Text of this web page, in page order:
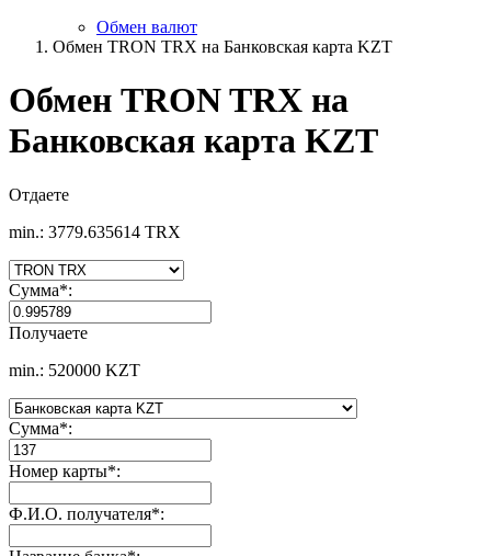
Обмен валют
Обмен TRON TRX на Банковская карта KZT
Обмен TRON TRX на
Банковская карта KZT
Отдаете
min.: 3779.635614 TRX
Сумма*:
Получаете
min.: 520000 KZT
Сумма*:
Номер карты*:
Ф.И.О. получателя*: